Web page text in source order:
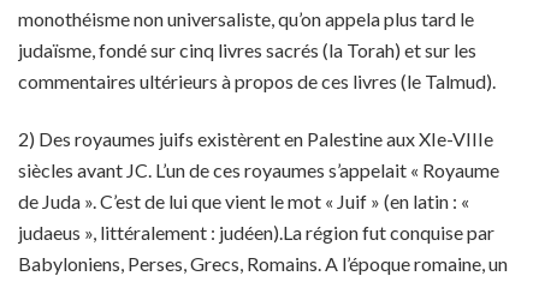
monothéisme non universaliste, qu’on appela plus tard le
judaïsme, fondé sur cinq livres sacrés (la Torah) et sur les
commentaires ultérieurs à propos de ces livres (le Talmud).
2) Des royaumes juifs existèrent en Palestine aux XIe-VIIIe
siècles avant JC. L’un de ces royaumes s’appelait « Royaume
de Juda ». C’est de lui que vient le mot « Juif » (en latin : «
judaeus », littéralement : judéen).La région fut conquise par
Babyloniens, Perses, Grecs, Romains. A l’époque romaine, un